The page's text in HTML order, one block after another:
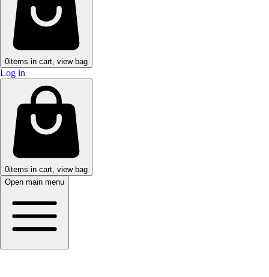
0items in cart, view bag
Log in
0items in cart, view bag
Open main menu